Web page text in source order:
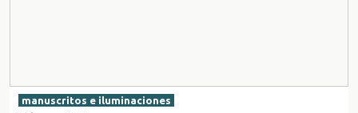
manuscritos e iluminaciones